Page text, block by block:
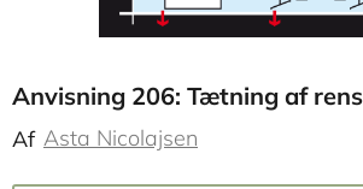
Anvisning 206: Tætning af
Af Asta Nicolajsen